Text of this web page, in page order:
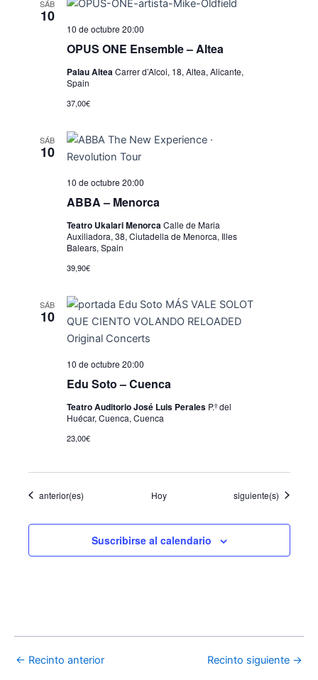
SÁB
10
OPUS ONE Ensemble – Altea
10 de octubre 20:00
Palau Altea Carrer d’Alcoi, 18, Altea, Alicante,
Spain
37,00€
SÁB
10
ABBA – Menorca
10 de octubre 20:00
Teatro Ukalari Menorca Calle de Maria
Auxiliadora, 38, Ciutadella de Menorca, Illes
Balears, Spain
39,90€
SÁB
10
Edu Soto – Cuenca
10 de octubre 20:00
Teatro Auditorio José Luis Perales P.º del
Huécar, Cuenca, Cuenca
23,00€
Eventos
anterior(es) Hoy Eventos
siguiente(s)
Suscribirse al calendario
← Recinto anterior Recinto siguiente →